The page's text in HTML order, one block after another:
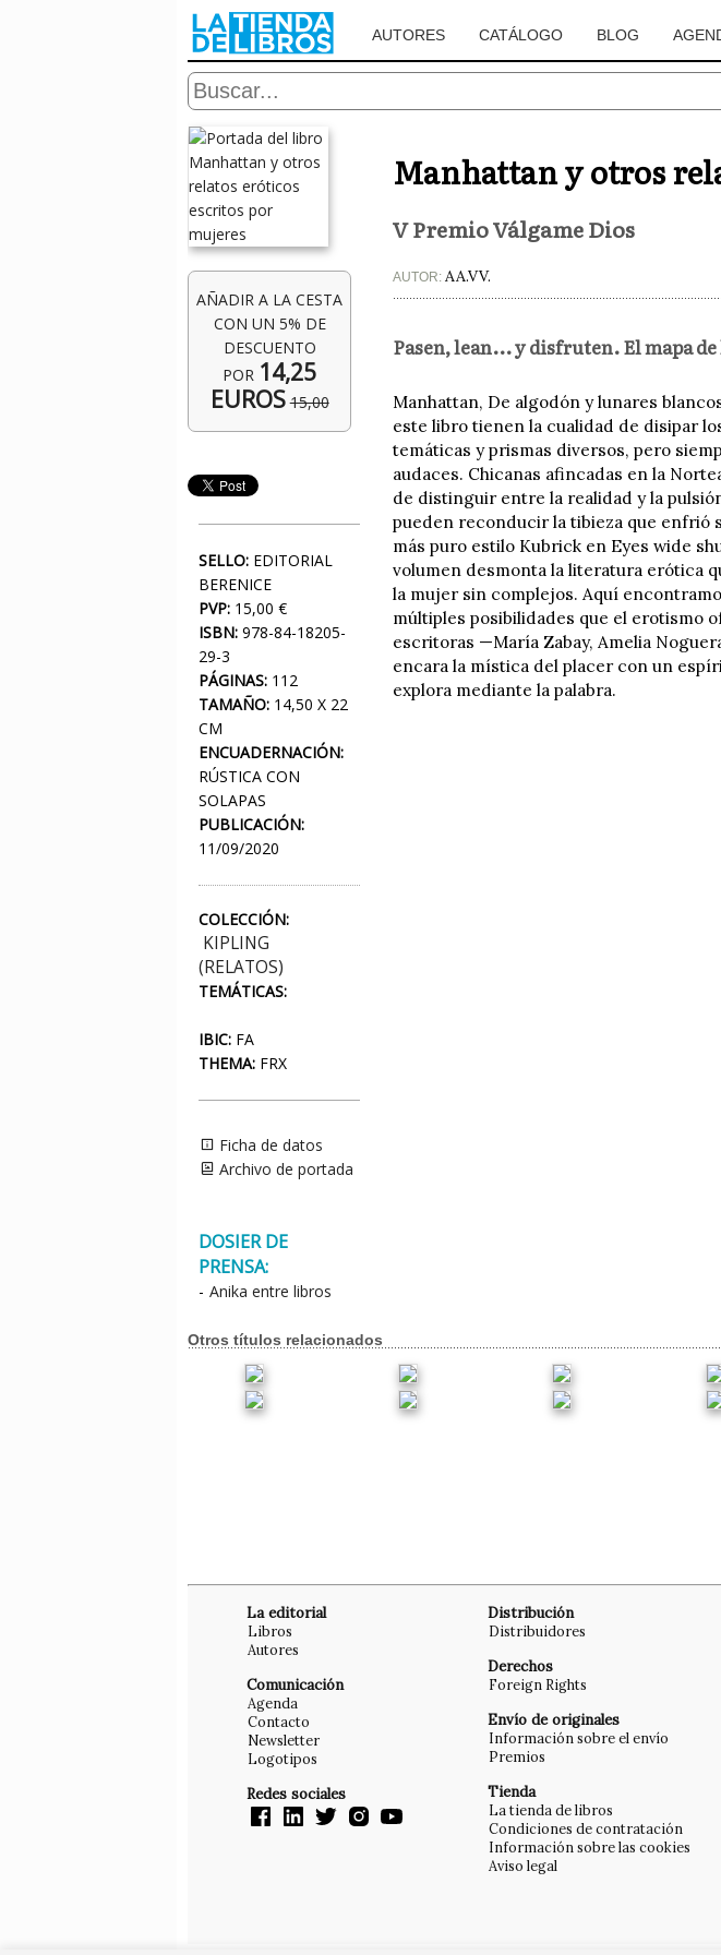
AUTORES CATÁLOGO BLOG
AÑADIR A LA CESTA
CON UN 5% DE
DESCUENTO
POR 14,25
EUROS 15,00
SELLO: EDITORIAL
BERENICE
PVP: 15,00 €
ISBN: 978-84-18205-
29-3
PÁGINAS: 112
TAMAÑO: 14,50 X 22
CM
ENCUADERNACIÓN:
RÚSTICA CON
SOLAPAS
PUBLICACIÓN:
11/09/2020
COLECCIÓN:
KIPLING
(RELATOS)
TEMÁTICAS:
IBIC: FA
THEMA: FRX
Ficha de datos
Archivo de portada
DOSIER DE
PRENSA:
- Anika entre libros
Manhattan y otros
V Premio Válgame Dios
AUTOR: AA.VV.
Pasen, lean... y disfruten. El mapa
Manhattan, De algodón y lunares
este libro tienen la cualidad de disipar
temáticas y prismas diversos, pero
audaces. Chicanas afincadas en la
de distinguir entre la realidad y la
pueden reconducir la tibieza que enfrió
más puro estilo Kubrick en Eyes wide
volumen desmonta la literatura erótica
la mujer sin complejos. Aquí
múltiples posibilidades que el erotismo
escritoras —María Zabay, Amelia
encara la mística del placer con un
explora mediante la palabra.
Otros títulos relacionados
La editorial
Libros
Autores
Comunicación
Agenda
Contacto
Newsletter
Logotipos
Redes sociales
Distribución
Distribuidores
Derechos
Foreign Rights
Envío de originales
Información sobre el envío
Premios
Tienda
La tienda de libros
Condiciones de contratación
Información sobre las cookies
Aviso legal